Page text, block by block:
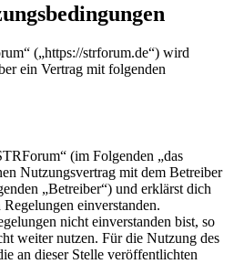
(„https://strforum.de“) wird
ein Vertrag mit folgenden
(im Folgenden „das
Nutzungsvertrag mit dem Betreiber
„Betreiber“) und erklärst dich
einverstanden.
nicht einverstanden bist, so
weiter nutzen. Für die Nutzung des
an dieser Stelle veröffentlichten